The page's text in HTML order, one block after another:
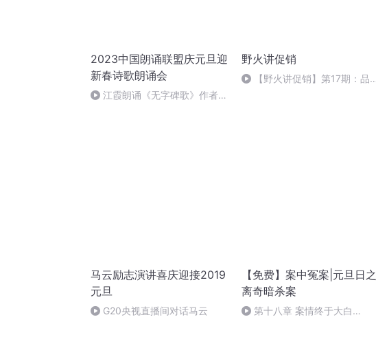
2023中国朗诵联盟庆元旦迎
新春诗歌朗诵会
江霞朗诵《无字碑歌》作者：
野火讲促销
【野火讲促销】第17期：品
马云励志演讲喜庆迎接2019
元旦
G20央视直播间对话马云
【免费】案中冤案|元旦日之
离奇暗杀案
第十八章 案情终于大白